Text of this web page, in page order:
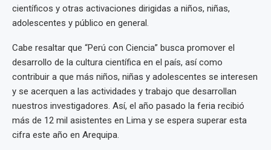
científicos y otras activaciones dirigidas a niños, niñas,
adolescentes y público en general.
Cabe resaltar que “Perú con Ciencia” busca promover el
desarrollo de la cultura científica en el país, así como
contribuir a que más niños, niñas y adolescentes se interesen
y se acerquen a las actividades y trabajo que desarrollan
nuestros investigadores. Así, el año pasado la feria recibió
más de 12 mil asistentes en Lima y se espera superar esta
cifra este año en Arequipa.